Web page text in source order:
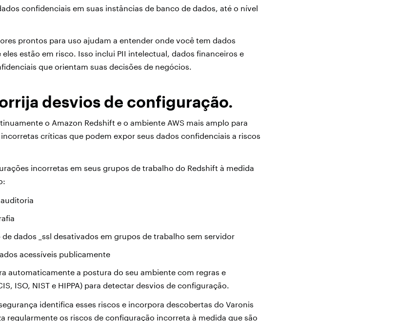
confidenciais em suas instâncias de banco de dados, até o nível
prontos para uso ajudam a entender onde você tem dados
estão em risco. Isso inclui PII intelectual, dados financeiros e
que orientam suas decisões de negócios.
desvios de configuração.
o Amazon Redshift e o ambiente AWS mais amplo para
críticas que podem expor seus dados confidenciais a riscos
incorretas em seus grupos de trabalho do Redshift à medida
dados _ssl desativados em grupos de trabalho sem servidor
acessíveis publicamente
automaticamente a postura do seu ambiente com regras e
ISO, NIST e HIPPA) para detectar desvios de configuração.
identifica esses riscos e incorpora descobertas do Varonis
regularmente os riscos de configuração incorreta à medida que são